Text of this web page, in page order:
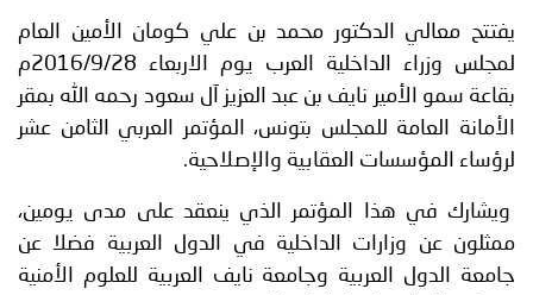
يفتتح معالي الدكتور محمد بن علي كومان الأمين العام
لمجلس وزراء الداخلية العرب يوم الاربعاء 2016/9/28م
بقاعة سمو الأمير نايف بن عبد العزيز آل سعود رحمه الله بمقر
الأمانة العامة للمجلس بتونس، المؤتمر العربي الثامن عشر
لرؤساء المؤسسات العقابية والإصلاحية.
ويشارك في هذا المؤتمر الذي ينعقد على مدى يومين،
ممثلون عن وزارات الداخلية في الدول العربية فضلا عن
جامعة الدول العربية وجامعة نايف العربية للعلوم الأمنية